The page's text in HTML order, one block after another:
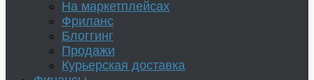
На маркетплейсах
Фриланс
Блоггинг
Продажи
Курьерская доставка